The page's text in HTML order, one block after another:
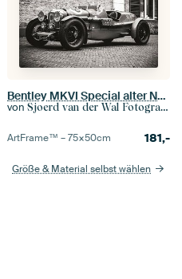
Bentley MKVI Special alter N0 1 Rennwagen
von Sjoerd van der Wal Fotografie
ArtFrame™ –75×50cm 181,-
Größe & Material selbst wählen